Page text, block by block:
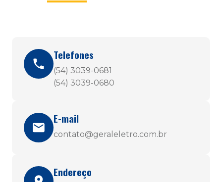
Telefones
(54) 3039-0681
(54) 3039-0680
E-mail
contato@geraleletro.com.br
Endereço